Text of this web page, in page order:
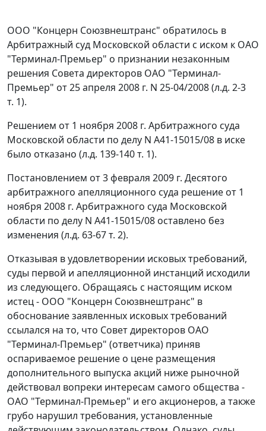
ООО "Концерн Союзвнештранс" обратилось в
Арбитражный суд Московской области с иском к ОАО
"Терминал-Премьер" о признании незаконным
решения Совета директоров ОАО "Терминал-
Премьер" от 25 апреля 2008 г. N 25-04/2008 (л.д. 2-3
т. 1).
Решением от 1 ноября 2008 г. Арбитражного суда
Московской области по делу N А41-15015/08 в иске
было отказано (л.д. 139-140 т. 1).
Постановлением от 3 февраля 2009 г. Десятого
арбитражного апелляционного суда решение от 1
ноября 2008 г. Арбитражного суда Московской
области по делу N А41-15015/08 оставлено без
изменения (л.д. 63-67 т. 2).
Отказывая в удовлетворении исковых требований,
суды первой и апелляционной инстанций исходили
из следующего. Обращаясь с настоящим иском
истец - ООО "Концерн Союзвнештранс" в
обоснование заявленных исковых требований
ссылался на то, что Совет директоров ОАО
"Терминал-Премьер" (ответчика) приняв
оспариваемое решение о цене размещения
дополнительного выпуска акций ниже рыночной
действовал вопреки интересам самого общества -
ОАО "Терминал-Премьер" и его акционеров, а также
грубо нарушил требования, установленные